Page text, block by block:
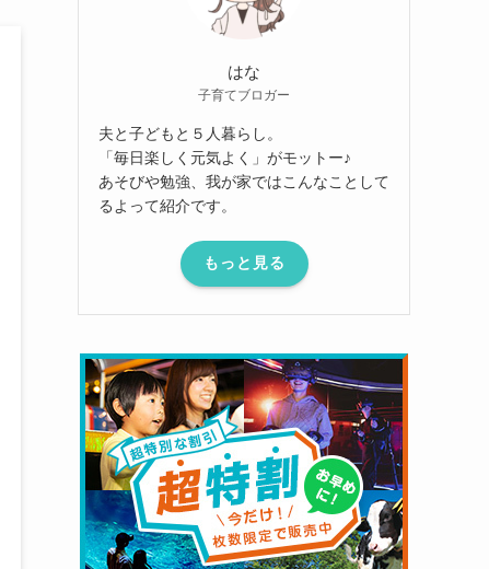
はな
子育てブロガー
夫と子どもと５人暮らし。
「毎日楽しく元気よく」がモットー♪
あそびや勉強、我が家ではこんなことして
るよって紹介です。
もっと見る